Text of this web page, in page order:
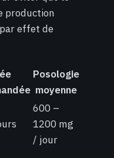
production
effet de
Posologie
moyenne
600 –
1200 mg
/ jour